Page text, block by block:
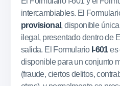
intercambiables. El
provisional, disponible
ilegal, presentado dentro de
salida. El Formulario I-601es
disponible para un conjunto
(fraude, ciertos delitos,